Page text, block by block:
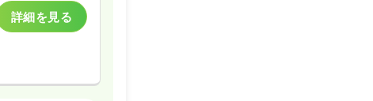
詳細を見る